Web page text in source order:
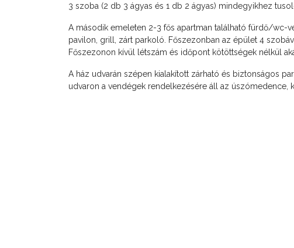
3 szoba (2 db 3 ágyas és 1 db 2 ágyas) mindegyikhez
A második emeleten 2-3 fős apartman található fürdő/wc-
pavilon, grill, zárt parkoló. Főszezonban az épület 4
Főszezonon kívül létszám és időpont kötöttségek nélkül
A ház udvarán szépen kialakított zárható és biztonságos
udvaron a vendégek rendelkezésére áll az úszómedence,